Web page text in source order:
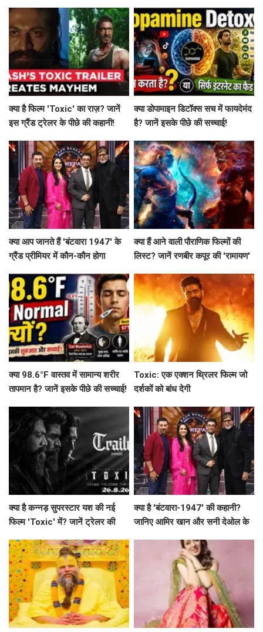
क्या है फिल्म 'Toxic' का राज़? जानें
इस ग्रैंड ट्रेलर के पीछे की कहानी!
क्या डोपामाइन डिटॉक्स सच में फायदेमंद
है? जानें इसके पीछे की सच्चाई!
क्या आप जानते हैं 'बंटवारा 1947' के
ग्रैंड प्रीमियर में कौन-कौन होगा
क्या हैं आने वाली पौराणिक फिल्मों की
लिस्ट? जानें रणबीर कपूर की 'रामायण'
क्या 98.6°F वास्तव में सामान्य शरीर
तापमान है? जानें इसके पीछे की सच्चाई!
Toxic: एक एक्शन थ्रिलर फिल्म जो
दर्शकों को बांध देगी
क्या है कन्नड़ सुपरस्टार यश की नई
फिल्म 'Toxic' में? जानें ट्रेलर की
क्या है 'बंटवारा-1947' की कहानी?
जानिए आमिर खान और सनी देओल के